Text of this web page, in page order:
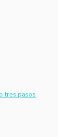
tres pasos